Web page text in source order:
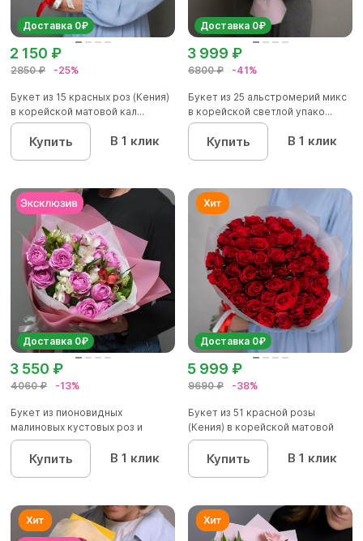
Доставка 0₽
2850 ₽ -25%
2 150 ₽
Букет из 15 красных роз (Кения)
в корейской матовой кал...
Купить В 1 клик
Доставка 0₽
6800 ₽ -41%
3 999 ₽
Букет из 25 альстромерий микс
в корейской светлой упако...
Купить В 1 клик
Доставка 0₽
4060 ₽ -13%
3 550 ₽
Букет из пионовидных
малиновых кустовых роз и
альстроме...
Купить В 1 клик
Доставка 0₽
9690 ₽ -38%
5 999 ₽
Букет из 51 красной розы
(Кения) в корейской матовой
уп...
Купить В 1 клик